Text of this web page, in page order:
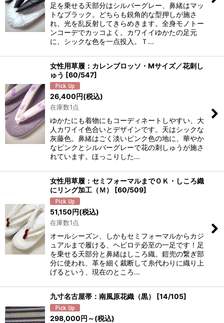
足を乗せる天部分はシルバーグレー、鼻緒はマッ
トなブラック。どちらも鋭角的な型押しが施さ
れ、光を乱反射してきらめきます。全身モノトー
ンコーデでカッコよく。カワイイゆかたの足元
に、シックな色を一点投入。Ｔ…
女性用草履：カレンブロッソ・Mサイズ／花刺し
ゅう [60/547]
26,400円(税込)
在庫数1点
ゆかたにも着物にもコーディネートしやすい、大
人カワイイ色合いとデザインです。天はシックな
灰藤色。鼻緒はごく淡いピンク色の地に、華やか
なピンクとシルバーグレーで花の刺しゅうが施さ
れています。ほっこりした…
女性用草履：セミフォーマルまでＯＫ・しころ織
にリング加工（Ｍ）
[60/509]
51,150円(税込)
在庫数1点
オールシーズン、しかもセミフォーマルからカジ
ュアルまで履ける、ヘビロテ必至の一足です！足
を乗せる天部分と鼻緒はしころ織。鎧兜の繋ぎ部
分に使われ、革を細く裁断して糸代わりに織り上
げるという、現在のところ…
九寸名古屋帯：南風原花織（黒） [14/105]
298,000円 ～(税込)